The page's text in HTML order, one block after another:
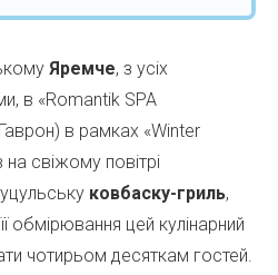
Яремче, з усіх
в «Romantik SPA
в рамках «Winter
свіжому повітрі
ковбаску-гриль,
обмірювання цей кулінарний
чотирьом десяткам гостей.